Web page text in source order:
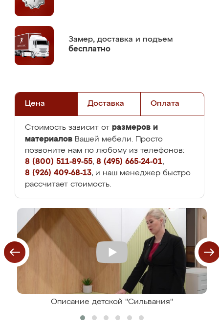
Замер, доставка и подъем
бесплатно
Цена Доставка Оплата
Стоимость зависит от размеров и
материалов Вашей мебели. Просто
позвоните нам по любому из телефонов:
8 (800) 511-89-55, 8 (495) 665-24-01,
8 (926) 409-68-13, и наш менеджер быстро
рассчитает стоимость.
Описание детской "Сильвания"